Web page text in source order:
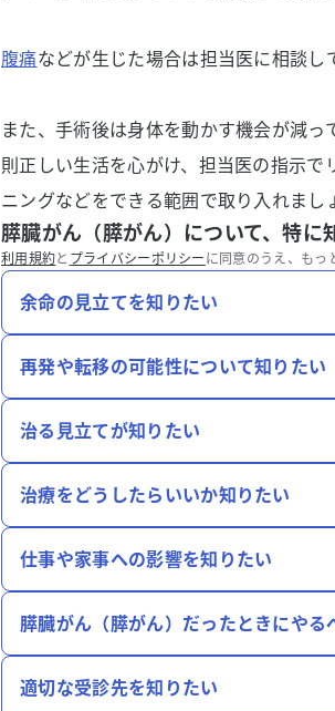
腹痛などが生じた場合は担当医に相談し
また、手術後は身体を動かす機会が減
則正しい生活を心がけ、担当医の指示
ニングなどをできる範囲で取り入れまし
膵臓がん（膵がん）について、特に
利用規約と プライバシーポリシー に同意のうえ、もっ
余命の見立てを知りたい
再発や転移の可能性について知りたい
治る見立てが知りたい
治療をどうしたらいいか知りたい
仕事や家事への影響を知りたい
膵臓がん（膵がん）だったときにやる
適切な受診先を知りたい